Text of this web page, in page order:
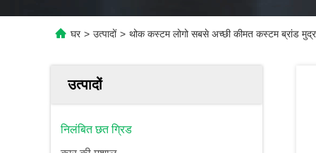
घर > उत्पादों > थोक कस्टम लोगो सबसे अच्छी कीमत कस्टम ब्रांड
उत्पादों
निलंबित छत ग्रिड